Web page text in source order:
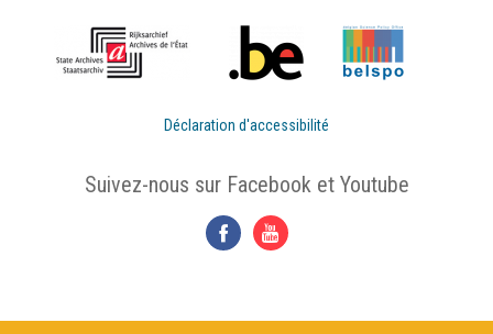
Déclaration d'accessibilité
Suivez-nous sur Facebook et Youtube